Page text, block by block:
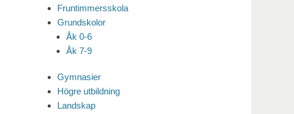
Fruntimmersskola
Grundskolor
Åk 0-6
Åk 7-9
Gymnasier
Högre utbildning
Landskap